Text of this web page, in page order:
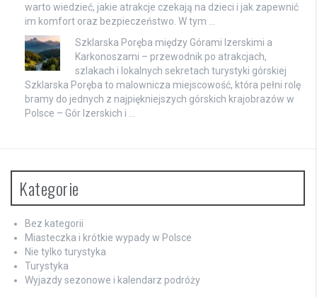
warto wiedzieć, jakie atrakcje czekają na dzieci i jak zapewnić
im komfort oraz bezpieczeństwo. W tym …
Szklarska Poręba między Górami Izerskimi a
Karkonoszami – przewodnik po atrakcjach,
szlakach i lokalnych sekretach turystyki górskiej
Szklarska Poręba to malownicza miejscowość, która pełni rolę
bramy do jednych z najpiękniejszych górskich krajobrazów w
Polsce – Gór Izerskich i …
Kategorie
Bez kategorii
Miasteczka i krótkie wypady w Polsce
Nie tylko turystyka
Turystyka
Wyjazdy sezonowe i kalendarz podróży